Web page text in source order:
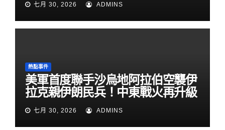
七月 30, 2026 ADMINS
熱點事件
美軍首度聯手沙烏地阿拉伯空襲伊
拉克親伊朗民兵！中東戰火再升級
七月 30, 2026 ADMINS